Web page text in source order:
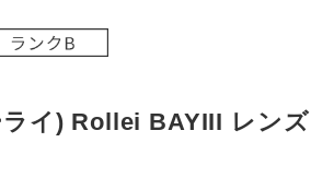
ライ) Rollei BAYIII レンズ